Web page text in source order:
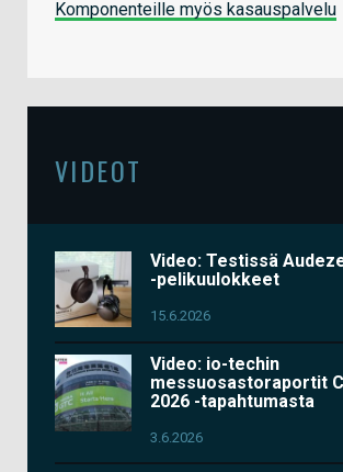
Komponenteille myös kasauspalvelu
VIDEOT
Video: Testissä
-pelikuulokkeet
15.6.2026
Video: io-techin
messuosastoraportit
2026 -tapahtumasta
3.6.2026